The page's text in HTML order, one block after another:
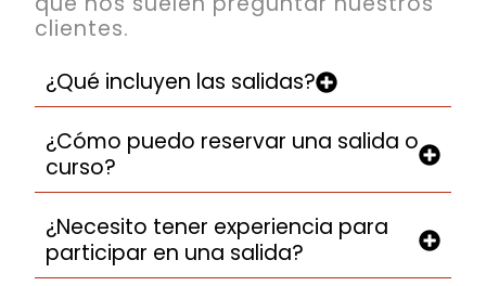
clientes.
¿Qué incluyen las salidas?
¿Cómo puedo reservar una salida o
curso?
¿Necesito tener experiencia para
participar en una salida?